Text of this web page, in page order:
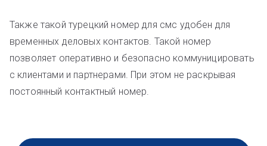
Также такой турецкий номер для смс удобен для
временных деловых контактов. Такой номер
позволяет оперативно и безопасно коммуницировать
с клиентами и партнерами. При этом не раскрывая
постоянный контактный номер.